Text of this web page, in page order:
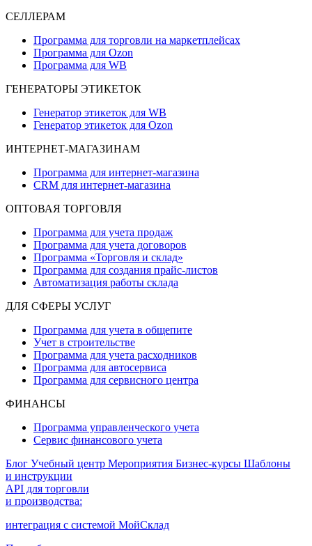
СЕЛЛЕРАМ
Программа для торговли на маркетплейсах
Программа для Ozon
Программа для WB
ГЕНЕРАТОРЫ ЭТИКЕТОК
Генератор этикеток для WB
Генератор этикеток для Ozon
ИНТЕРНЕТ-МАГАЗИНАМ
Программа для интернет-магазина
CRM для интернет-магазина
ОПТОВАЯ ТОРГОВЛЯ
Программа для учета продаж
Программа для учета договоров
Программа «Торговля и склад»
Программа для создания прайс‑листов
Автоматизация работы склада
ДЛЯ СФЕРЫ УСЛУГ
Программа для учета в общепите
Учет в строительстве
Программа для учета расходников
Программа для автосервиса
Программа для сервисного центра
ФИНАНСЫ
Программа управленческого учета
Сервис финансового учета
Блог Учебный центр Мероприятия Бизнес-курсы Шаблоны
и инструкции
API для торговли
и производства:
интеграция с системой МойСклад